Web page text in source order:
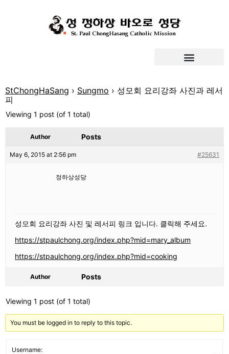
StChongHaSang › Sungmo › 성모회 요리강좌 사진과 레서
피
Viewing 1 post (of 1 total)
Author Posts
May 6, 2015 at 2:56 pm #25631
정하상성당
성모회 요리강좌 사진 및 레서피 링크 입니다. 클릭해 주세요.
https://stpaulchong.org/index.php?mid=mary_album
https://stpaulchong.org/index.php?mid=cooking
Author Posts
Viewing 1 post (of 1 total)
You must be logged in to reply to this topic.
Username: